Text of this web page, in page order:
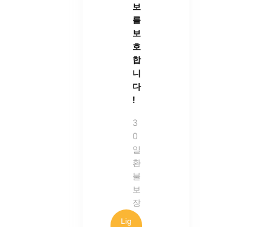
보
를
보
호
합
니
다
!
3
0
일
환
불
보
장
Lig